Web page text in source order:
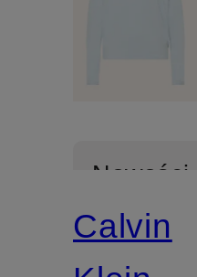
Nowości
Calvin